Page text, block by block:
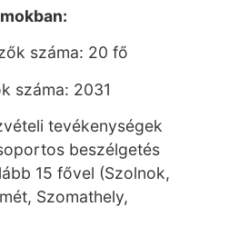
száma: 20 fő
száma: 2031
tevékenységek
beszélgetés
15 fővel (Szolnok,
Szomathely,